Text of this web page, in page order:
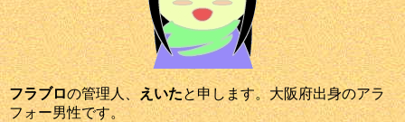
フラブロの管理人、 えいたと申します。大阪府出身のアラ
フォー男性です。